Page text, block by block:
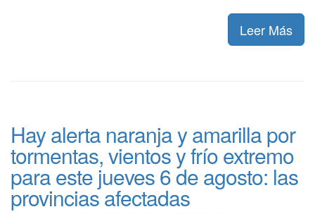
Leer Más
Hay alerta naranja y amarilla por
tormentas, vientos y frío extremo
para este jueves 6 de agosto: las
provincias afectadas